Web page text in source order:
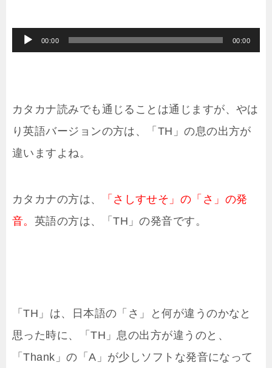
ヤ
ー
レ
ー
ヤ
00:00 00:00
カタカナ読みでも通じることは通じますが、やは
り英語バージョンの方は、「TH」の息の出方が
違いますよね。
カタカナの方は、
「さしすせそ」の「さ」の発
音。 英語の方は、「TH」の発音です。
「TH」は、日本語の「さ」と何が違うのかなと
思った時に、「TH」息の出方が違うのと、
「Thank」の「A」が少しソフトな発音になって